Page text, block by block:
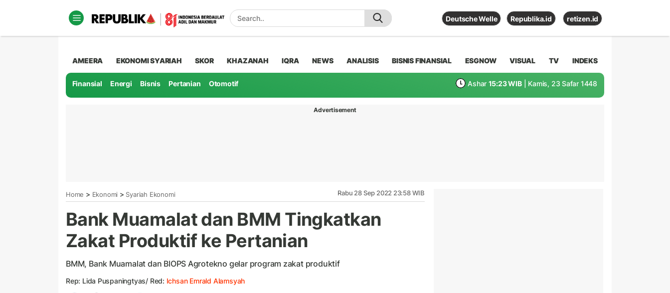
Deutsche Welle Republika.id retizen.id
AMEERA EKONOMI SYARIAH SKOR KHAZANAH IQRA NEWS ANALISIS BISNIS FINANSIAL ESGNOW VISUAL TV INDEKS
Finansial Energi Bisnis Pertanian Otomotif Ashar 15:23 WIB | Kamis, 23 Safar 1448
Advertisement
Home > Ekonomi > Syariah Ekonomi Rabu 28 Sep 2022 23:58 WIB
Bank Muamalat dan BMM Tingkatkan
Zakat Produktif ke Pertanian
BMM, Bank Muamalat dan BIOPS Agrotekno gelar program zakat produktif
Rep: Lida Puspaningtyas/ Red: Ichsan Emrald Alamsyah